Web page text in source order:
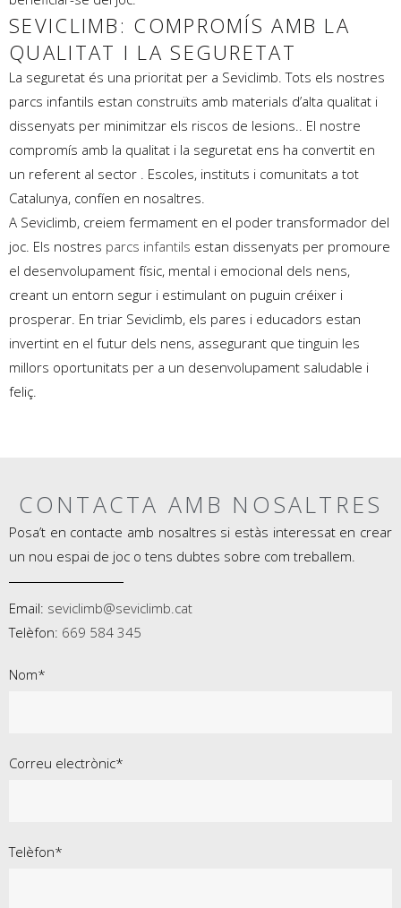
SEVICLIMB: COMPROMÍS AMB LA
QUALITAT I LA SEGURETAT
La seguretat és una prioritat per a Seviclimb. Tots els nostres
parcs infantils estan construïts amb materials d’alta qualitat i
dissenyats per minimitzar els riscos de lesions.. El nostre
compromís amb la qualitat i la seguretat ens ha convertit en
un referent al sector . Escoles, instituts i comunitats a tot
Catalunya, confíen en nosaltres.
A Seviclimb, creiem fermament en el poder transformador del
joc. Els nostres parcs infantils estan dissenyats per promoure
el desenvolupament físic, mental i emocional dels nens,
creant un entorn segur i estimulant on puguin créixer i
prosperar. En triar Seviclimb, els pares i educadors estan
invertint en el futur dels nens, assegurant que tinguin les
millors oportunitats per a un desenvolupament saludable i
feliç.
CONTACTA AMB NOSALTRES
Posa’t en contacte amb nosaltres si estàs interessat en crear
un nou espai de joc o tens dubtes sobre com treballem.
Email: seviclimb@seviclimb.cat
Telèfon: 669 584 345
Nom*
Correu electrònic*
Telèfon*